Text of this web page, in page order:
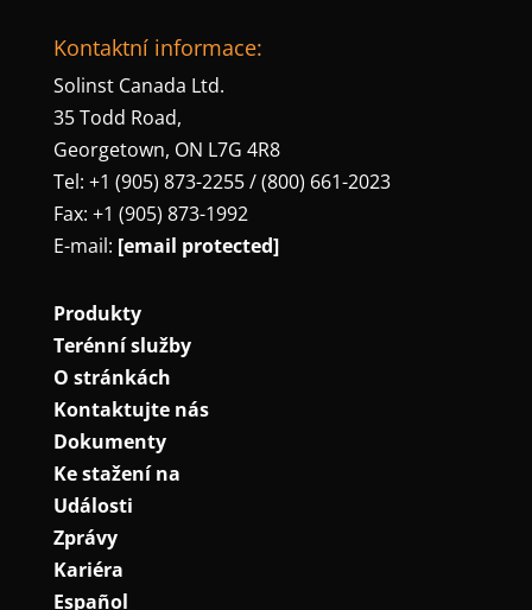
Kontaktní informace:
Solinst Canada Ltd.
35 Todd Road,
Georgetown, ON L7G 4R8
Tel: +1 (905) 873-2255 / (800) 661-2023
Fax: +1 (905) 873-1992
E-mail: [email protected]
Produkty
Terénní služby
O stránkách
Kontaktujte nás
Dokumenty
Ke stažení na
Události
Zprávy
Kariéra
Español